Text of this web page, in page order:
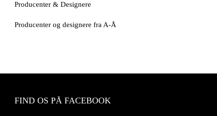
Producenter & Designere
Producenter og designere fra A-Å
FIND OS PÅ FACEBOOK